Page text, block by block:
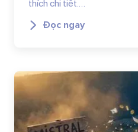
thích chi tiết.…
Đọc ngay